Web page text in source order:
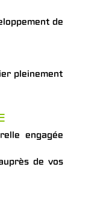
de
pleinement
engagée
de vos